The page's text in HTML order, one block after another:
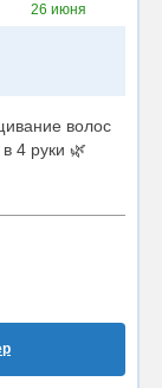
26 июня
волос
4 руки 🌿